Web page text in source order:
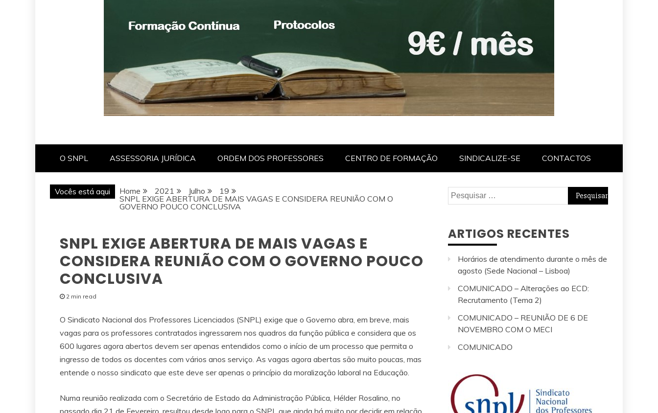
O SNPL ASSESSORIA JURÍDICA ORDEM DOS PROFESSORES CENTRO DE FORMAÇÃO SINDICALIZE-SE CONTACTOS
Vocês está aqui Home 2021 Julho
19
SNPL EXIGE ABERTURA DE MAIS VAGAS E CONSIDERA REUNIÃO COM O
GOVERNO POUCO CONCLUSIVA
SNPL EXIGE ABERTURA DE MAIS VAGAS E
CONSIDERA REUNIÃO COM O GOVERNO POUCO
CONCLUSIVA
2 min read
O Sindicato Nacional dos Professores Licenciados (SNPL) exige que o Governo abra, em breve, mais
vagas para os professores contratados ingressarem nos quadros da função pública e considera que os
600 lugares agora abertos devem ser apenas entendidos como o início de um processo que permita o
ingresso de todos os docentes com vários anos serviço. As vagas agora abertas são muito poucas, mas
entende o nosso sindicato que este deve ser apenas o princípio da moralização laboral na Educação.
Numa reunião realizada com o Secretário de Estado da Administração Pública, Hélder Rosalino, no
passado dia 21 de Fevereiro, resultou desde logo para o SNPL que ainda há muito por decidir em relação
Pesquisar
por:
ARTIGOS RECENTES
Horários de atendimento durante o mês de
agosto (Sede Nacional – Lisboa)
COMUNICADO – Alterações ao ECD:
Recrutamento (Tema 2)
COMUNICADO – REUNIÃO DE 6 DE
NOVEMBRO COM O MECI
COMUNICADO